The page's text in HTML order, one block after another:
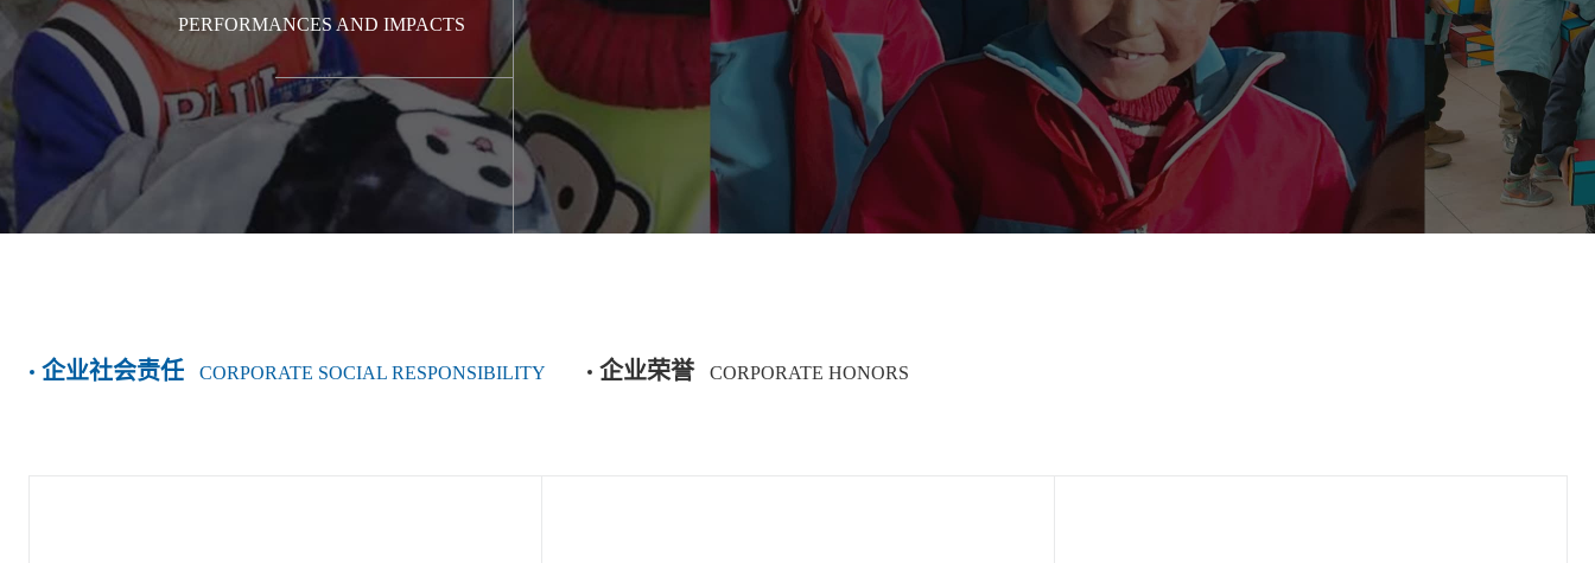
PERFORMANCES AND IMPACTS
企业社会责任 CORPORATE SOCIAL RESPONSIBILITY 企业荣誉 CORPORATE HONORS